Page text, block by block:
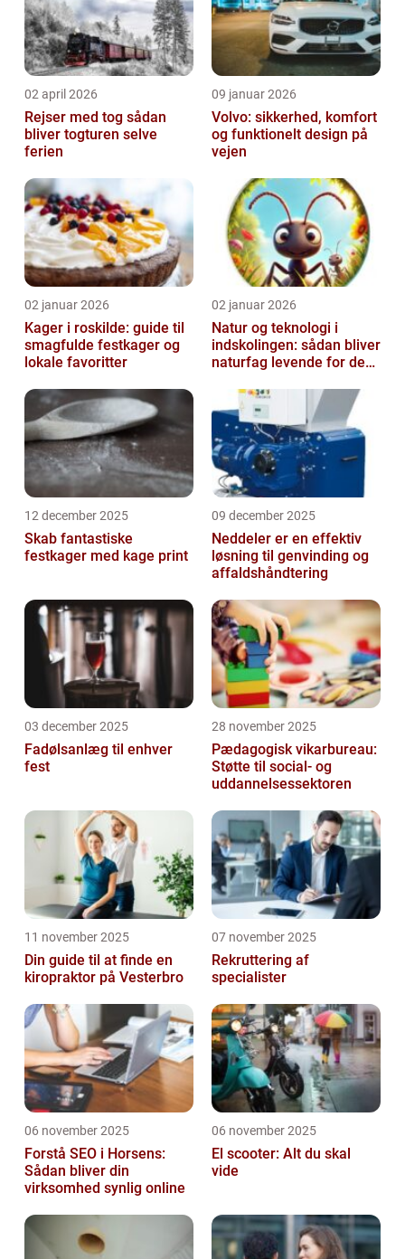
02 april 2026
Rejser med tog sådan
bliver togturen selve
ferien
09 januar 2026
Volvo: sikkerhed, komfort
og funktionelt design på
vejen
02 januar 2026
Kager i roskilde: guide til
smagfulde festkager og
lokale favoritter
02 januar 2026
Natur og teknologi i
indskolingen: sådan bliver
naturfag levende for de
12 december 2025
Skab fantastiske
festkager med kage print
09 december 2025
Neddeler er en effektiv
løsning til genvinding og
affaldshåndtering
03 december 2025
Fadølsanlæg til enhver
fest
28 november 2025
Pædagogisk vikarbureau:
Støtte til social- og
uddannelsessektoren
11 november 2025
Din guide til at finde en
kiropraktor på Vesterbro
07 november 2025
Rekruttering af
specialister
06 november 2025
Forstå SEO i Horsens:
Sådan bliver din
virksomhed synlig online
06 november 2025
El scooter: Alt du skal
vide